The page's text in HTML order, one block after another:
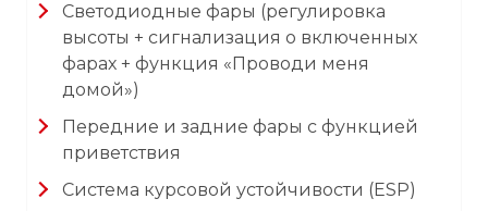
Светодиодные фары (регулировка
высоты + сигнализация о включенных
фарах + функция «Проводи меня
домой»)
Передние и задние фары с функцией
приветствия
Система курсовой устойчивости (ESP)